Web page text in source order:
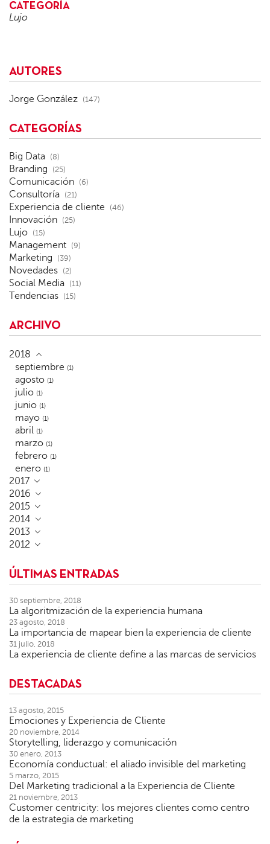
CATEGORÍA
Lujo
AUTORES
Jorge González (147)
CATEGORÍAS
Big Data (8)
Branding (25)
Comunicación (6)
Consultoría (21)
Experiencia de cliente (46)
Innovación (25)
Lujo (15)
Management (9)
Marketing (39)
Novedades (2)
Social Media (11)
Tendencias (15)
ARCHIVO
2018
septiembre (1)
agosto (1)
julio (1)
junio (1)
mayo (1)
abril (1)
marzo (1)
febrero (1)
enero (1)
2017
2016
2015
2014
2013
2012
ÚLTIMAS ENTRADAS
30 septiembre, 2018
La algoritmización de la experiencia humana
23 agosto, 2018
La importancia de mapear bien la experiencia de cliente
31 julio, 2018
La experiencia de cliente define a las marcas de servicios
DESTACADAS
13 agosto, 2015
Emociones y Experiencia de Cliente
20 noviembre, 2014
Storytelling, liderazgo y comunicación
30 enero, 2013
Economía conductual: el aliado invisible del marketing
5 marzo, 2015
Del Marketing tradicional a la Experiencia de Cliente
21 noviembre, 2013
Customer centricity: los mejores clientes como centro
de la estrategia de marketing